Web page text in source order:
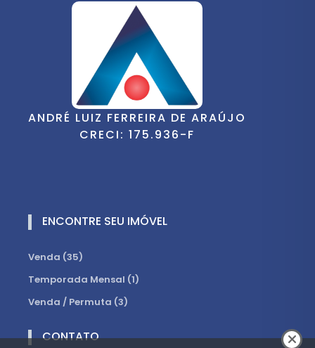
ANDRÉ LUIZ FERREIRA DE ARAÚJO
CRECI: 175.936-F
ENCONTRE SEU IMÓVEL
Venda (35)
Temporada Mensal (1)
Venda / Permuta (3)
CONTATO